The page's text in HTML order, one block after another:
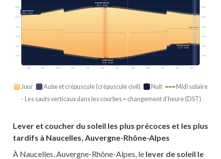
janv. févr. mars avril mai juin juil. août sept. oct. nov. déc.
Midi solaire
06:00 06:00
09:00 09:00
12:00 12:00
15:00 15:00
18:00 18:00
21:00 21:00
Earliest sunrise
06:01 · 15 juin
Latest sunrise
08:26 · 2 janv.
Earliest sunset
17:10 · 10 déc.
Latest sunset
21:42 · 26 juin
Jour Aube et crépuscule (crépuscule civil) Nuit
Midi solaire
· Les sauts verticaux dans les courbes = changement d'heure (DST)
Lever et coucher du soleil les plus précoces et les plus
tardifs à Naucelles, Auvergne-Rhône-Alpes
À Naucelles, Auvergne-Rhône-Alpes, le lever de soleil le